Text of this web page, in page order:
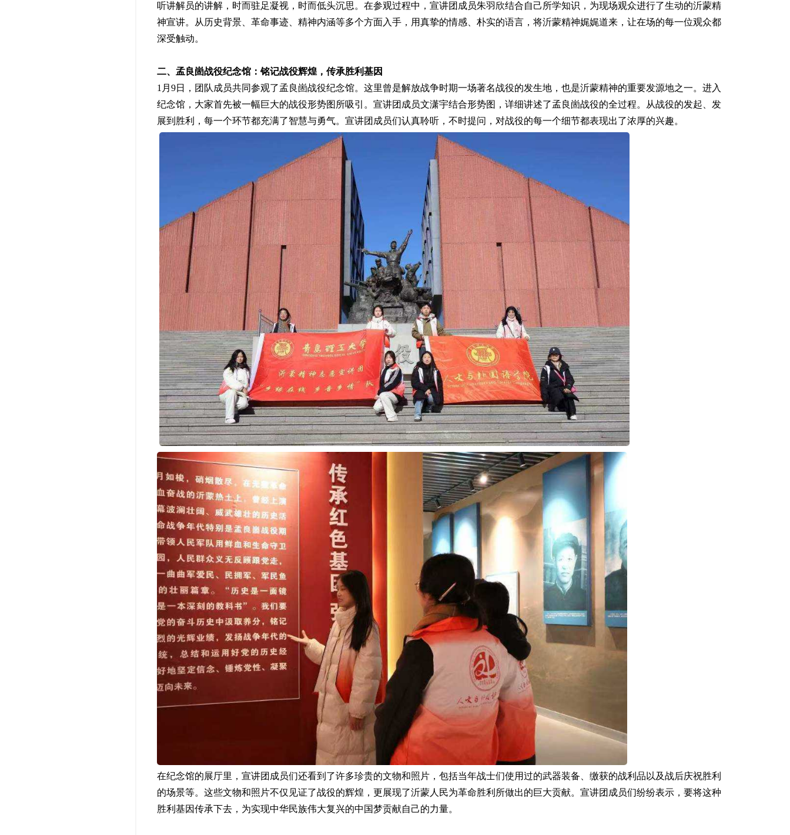
听讲解员的讲解，时而驻足凝视，时而低头沉思。在参观过程中，宣讲团成员朱羽欣结合自己所学知识，为现场观众进行了生动的沂蒙精
神宣讲。从历史背景、革命事迹、精神内涵等多个方面入手，用真挚的情感、朴实的语言，将沂蒙精神娓娓道来，让在场的每一位观众都
深受触动。
二、孟良崮战役纪念馆：铭记战役辉煌，传承胜利基因
1月9日，团队成员共同参观了孟良崮战役纪念馆。这里曾是解放战争时期一场著名战役的发生地，也是沂蒙精神的重要发源地之一。进入
纪念馆，大家首先被一幅巨大的战役形势图所吸引。宣讲团成员文潇宇结合形势图，详细讲述了孟良崮战役的全过程。从战役的发起、发
展到胜利，每一个环节都充满了智慧与勇气。宣讲团成员们认真聆听，不时提问，对战役的每一个细节都表现出了浓厚的兴趣。
在纪念馆的展厅里，宣讲团成员们还看到了许多珍贵的文物和照片，包括当年战士们使用过的武器装备、缴获的战利品以及战后庆祝胜利
的场景等。这些文物和照片不仅见证了战役的辉煌，更展现了沂蒙人民为革命胜利所做出的巨大贡献。宣讲团成员们纷纷表示，要将这种
胜利基因传承下去，为实现中华民族伟大复兴的中国梦贡献自己的力量。